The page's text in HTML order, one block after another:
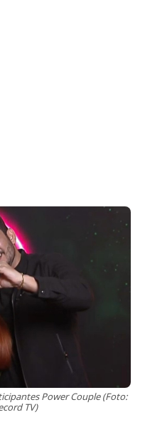
Power Couple (Foto:
TV)